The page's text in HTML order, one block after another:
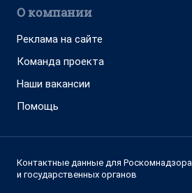
О компании
Реклама на сайте
Команда проекта
Наши вакансии
Помощь
Контактные данные для Роскомнадзора
и государственных органов